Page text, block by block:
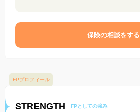
保険の相談をする
FPプロフィール
STRENGTH FPとしての強み